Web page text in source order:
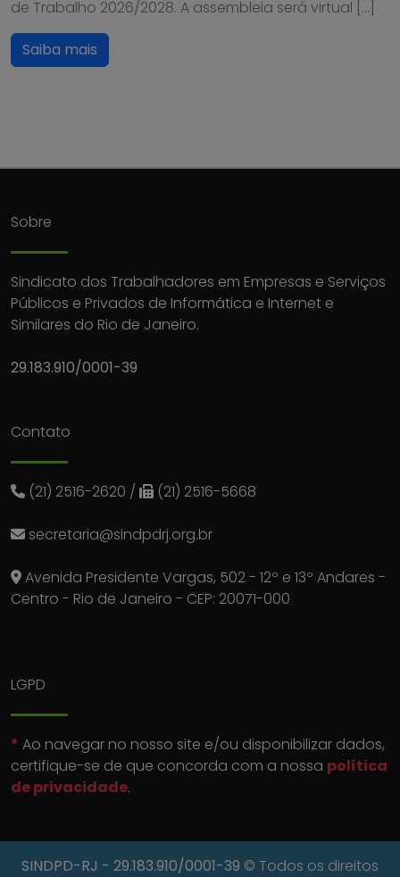
de Trabalho 2026/2028. A assembleia será virtual […]
Saiba mais
Sobre
Sindicato dos Trabalhadores em Empresas e Serviços
Públicos e Privados de Informática e Internet e
Similares do Rio de Janeiro.
29.183.910/0001-39
Contato
(21) 2516-2620 / (21) 2516-5668
secretaria@sindpdrj.org.br
Avenida Presidente Vargas, 502 - 12º e 13º Andares -
Centro - Rio de Janeiro - CEP: 20071-000
LGPD
* Ao navegar no nosso site e/ou disponibilizar dados,
certifique-se de que concorda com a nossa política
de privacidade.
SINDPD-RJ - 29.183.910/0001-39 © Todos os direitos